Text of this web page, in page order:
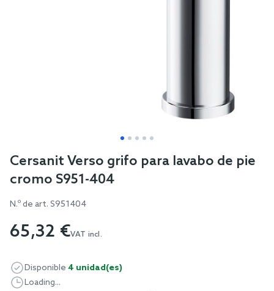
Skip
beginning
the
gallery
Cersanit Verso grifo para lavabo de pie
cromo S951-404
N.º de art. S951404
65,32 €VAT incl.
Disponible 4 unidad(es)
Loading...